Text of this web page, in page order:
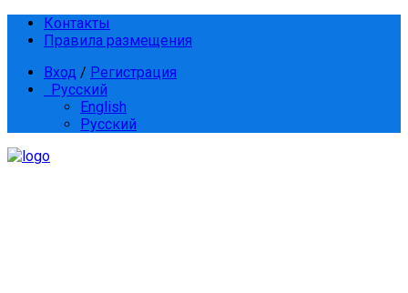
Контакты
Правила размещения
Вход / Регистрация
Русский
English
Русский